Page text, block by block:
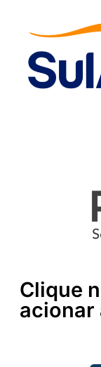
Clique
acionar